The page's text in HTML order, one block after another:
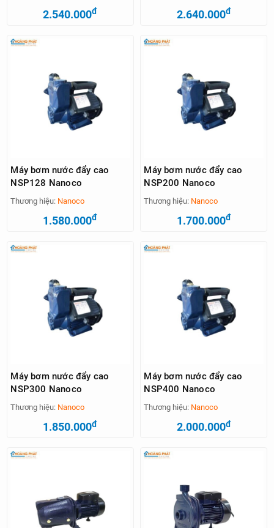
2.540.000đ 2.640.000đ
Máy bơm nước đẩy cao
NSP128 Nanoco
Thương hiệu: Nanoco
1.580.000đ
Máy bơm nước đẩy cao
NSP200 Nanoco
Thương hiệu: Nanoco
1.700.000đ
Máy bơm nước đẩy cao
NSP300 Nanoco
Thương hiệu: Nanoco
1.850.000đ
Máy bơm nước đẩy cao
NSP400 Nanoco
Thương hiệu: Nanoco
2.000.000đ